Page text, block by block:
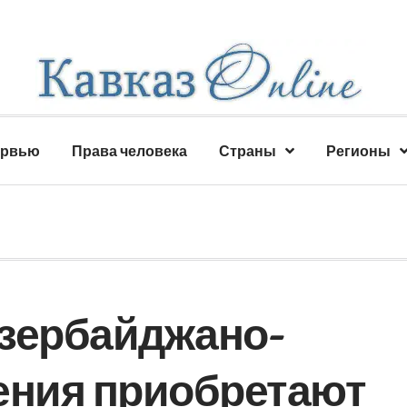
Права человека Страны Регионы
приобретают